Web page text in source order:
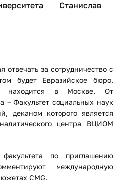
Станислав
за сотрудничество с
будет Евразийское бюро,
находится в Москве. От
– Факультет социальных наук
деканом которого является
центра ВЦИОМ
по приглашению
международную
CMG.